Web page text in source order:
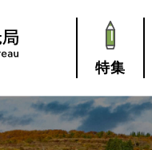
特集